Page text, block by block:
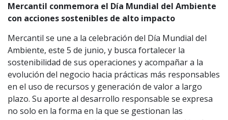
Mercantil conmemora el Día Mundial del Ambiente
con acciones sostenibles de alto impacto
Mercantil se une a la celebración del Día Mundial del
Ambiente, este 5 de junio, y busca fortalecer la
sostenibilidad de sus operaciones y acompañar a la
evolución del negocio hacia prácticas más responsables
en el uso de recursos y generación de valor a largo
plazo. Su aporte al desarrollo responsable se expresa
no solo en la forma en la que se gestionan las